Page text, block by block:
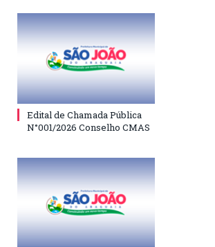
Edital de Chamada Pública
N°001/2026 Conselho CMAS